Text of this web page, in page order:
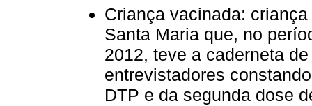
Criança vacinada:
Santa Maria que, no
2012, teve a caderneta
entrevistadores
DTP e da segunda dose